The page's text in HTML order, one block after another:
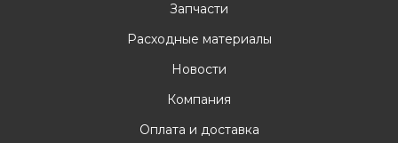
Запчасти
Расходные материалы
Новости
Компания
Оплата и доставка